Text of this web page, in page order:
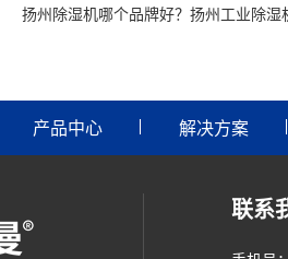
扬州除湿机哪个品牌好？扬州工业除湿
产品中心 解决方案
联系